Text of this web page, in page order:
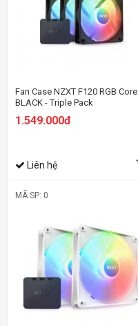
Fan Case NZXT F120 RGB Core
BLACK - Triple Pack
1.549.000đ
Liên hệ
MÃ SP: 0